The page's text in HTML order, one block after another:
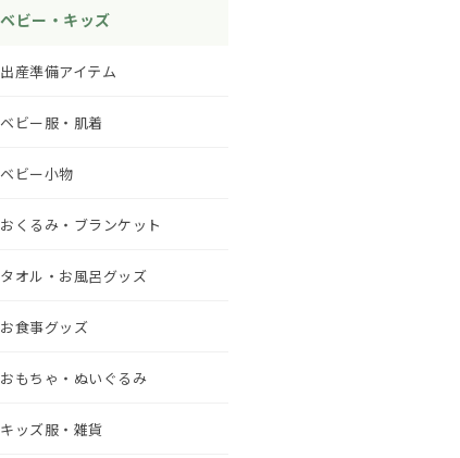
ベビー・キッズ
出産準備アイテム
ベビー服・肌着
ベビー小物
おくるみ・ブランケット
タオル・お風呂グッズ
お食事グッズ
おもちゃ・ぬいぐるみ
キッズ服・雑貨